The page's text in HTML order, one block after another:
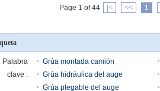
Page 1 of 44 |< << 1
Palabra
clave :
Grúa montada camión
Grúa hidráulica del auge
Grúa plegable del auge